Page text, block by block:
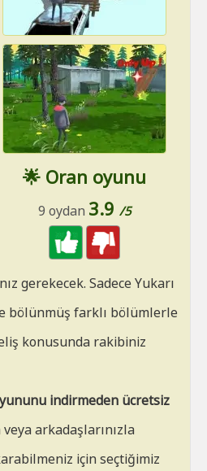
🌟 Oran oyunu
9 oydan 3.9 /5
gerekecek. Sadece Yukarı
bölünmüş farklı bölümlerle
konusunda rakibiniz
indirmeden ücretsiz
veya arkadaşlarınızla
için seçtiğimiz